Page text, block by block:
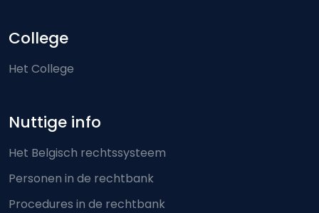
College
Het College
Nuttige info
Het Belgisch rechtssysteem
Personen in de rechtbank
Procedures in de rechtbank